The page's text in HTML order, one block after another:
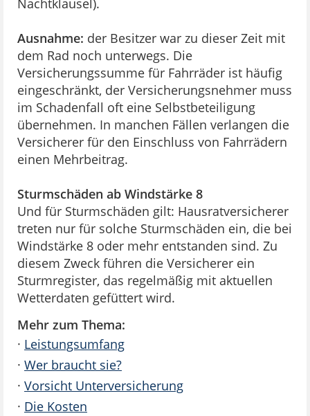
Nachtklausel).
Ausnahme: der Besitzer war zu dieser Zeit mit
dem Rad noch unterwegs. Die
Versicherungssumme für Fahrräder ist häufig
eingeschränkt, der Versicherungsnehmer muss
im Schadenfall oft eine Selbstbeteiligung
übernehmen. In manchen Fällen verlangen die
Versicherer für den Einschluss von Fahrrädern
einen Mehrbeitrag.
Sturmschäden ab Windstärke 8
Und für Sturmschäden gilt: Hausratversicherer
treten nur für solche Sturmschäden ein, die bei
Windstärke 8 oder mehr entstanden sind. Zu
diesem Zweck führen die Versicherer ein
Sturmregister, das regelmäßig mit aktuellen
Wetterdaten gefüttert wird.
Mehr zum Thema:
· Leistungsumfang
· Wer braucht sie?
· Vorsicht Unterversicherung
· Die Kosten